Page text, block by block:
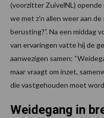
(voorzitter ZuivelNL) opende
we met z’n allen weer aan
berusting?”. Na een middag
van ervaringen vatte hij de
aanwezigen samen:
maar vraagt om inzet,
die vastgehouden moet
Weidegang in